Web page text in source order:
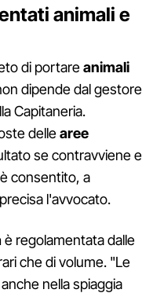
animali e
di portareanimali
dipende dal gestore
Capitaneria.
dellearee
se contravviene e
consentito, a
l'avvocato.
è regolamentata dalle
che di volume. "Le
nella spiaggia